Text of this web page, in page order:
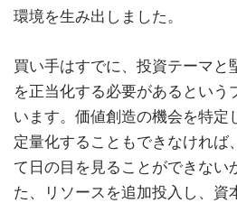
環境を生み出しました。
買い手はすでに、投資テーマと
を正当化する必要があるという
います。価値創造の機会を特定
定量化することもできなければ
て日の目を見ることができない
た、リソースを追加投入し、資